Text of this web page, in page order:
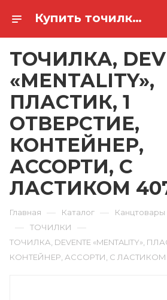
Купить точилка, devente «mentality», пластик, 1 отверстие, контейнер, ассорти, с ластиком 4071315 в Ростове-на-Дону
ТОЧИЛКА,
«MENTALITY»,
ПЛАСТИК, 1
ОТВЕРСТИЕ,
КОНТЕЙНЕР,
АССОРТИ, С
ЛАСТИКОМ
Главная — Каталог — Канцтовары
— ТОЧИЛКИ —
ТОЧИЛКА, DEVENTE «MENTALITY»,
КОНТЕЙНЕР, АССОРТИ, С ЛАСТИКОМ